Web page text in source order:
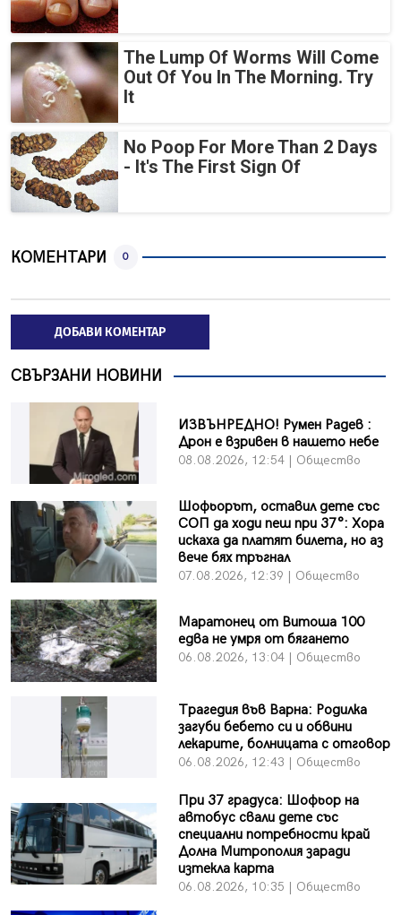
The Lump Of Worms Will Come
Out Of You In The Morning. Try
It
No Poop For More Than 2 Days
- It's The First Sign Of
КОМЕНТАРИ 0
ДОБАВИ КОМЕНТАР
СВЪРЗАНИ НОВИНИ
ИЗВЪНРЕДНО! Румен Радев :
Дрон е взривен в нашето небе
08.08.2026, 12:54 | Общество
Шофьорът, оставил дете със
СОП да ходи пеш при 37°: Хора
искаха да платят билета, но аз
вече бях тръгнал
07.08.2026, 12:39 | Общество
Маратонец от Витоша 100
едва не умря от бягането
06.08.2026, 13:04 | Общество
Трагедия във Варна: Родилка
загуби бебето си и обвини
лекарите, болницата с отговор
06.08.2026, 12:43 | Общество
При 37 градуса: Шофьор на
автобус свали дете със
специални потребности край
Долна Митрополия заради
изтекла карта
06.08.2026, 10:35 | Общество